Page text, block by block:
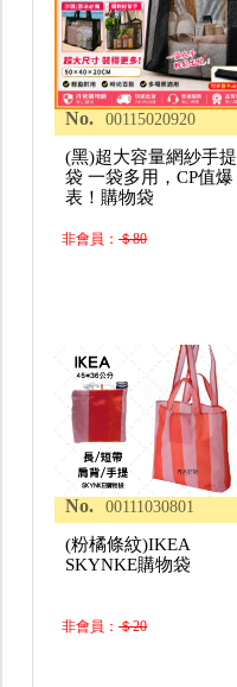
No. 00115020920
(黑)超大容量網紗手提
袋 一袋多用，CP值爆
表！購物袋
非會員：＄80
No. 00111030801
(粉橘條紋)IKEA
SKYNKE購物袋
非會員：＄20